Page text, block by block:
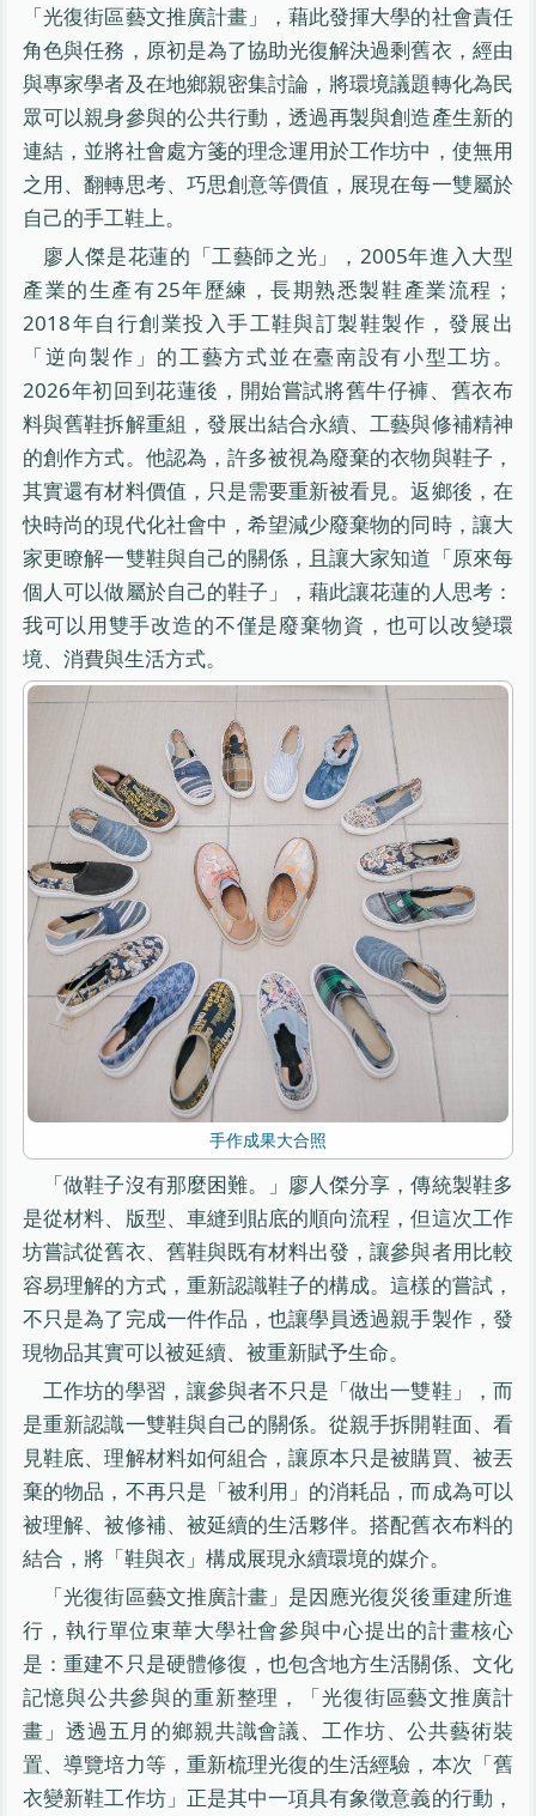
「光復街區藝文推廣計畫」，藉此發揮大學的社會責任
角色與任務，原初是為了協助光復解決過剩舊衣，經由
與專家學者及在地鄉親密集討論，將環境議題轉化為民
眾可以親身參與的公共行動，透過再製與創造產生新的
連結，並將社會處方箋的理念運用於工作坊中，使無用
之用、翻轉思考、巧思創意等價值，展現在每一雙屬於
自己的手工鞋上。
廖人傑是花蓮的「工藝師之光」，2005年進入大型
產業的生產有25年歷練，長期熟悉製鞋產業流程；
2018年自行創業投入手工鞋與訂製鞋製作，發展出
「逆向製作」的工藝方式並在臺南設有小型工坊。
2026年初回到花蓮後，開始嘗試將舊牛仔褲、舊衣布
料與舊鞋拆解重組，發展出結合永續、工藝與修補精神
的創作方式。他認為，許多被視為廢棄的衣物與鞋子，
其實還有材料價值，只是需要重新被看見。返鄉後，在
快時尚的現代化社會中，希望減少廢棄物的同時，讓大
家更瞭解一雙鞋與自己的關係，且讓大家知道「原來每
個人可以做屬於自己的鞋子」，藉此讓花蓮的人思考：
我可以用雙手改造的不僅是廢棄物資，也可以改變環
境、消費與生活方式。
手作成果大合照
「做鞋子沒有那麼困難。」廖人傑分享，傳統製鞋多
是從材料、版型、車縫到貼底的順向流程，但這次工作
坊嘗試從舊衣、舊鞋與既有材料出發，讓參與者用比較
容易理解的方式，重新認識鞋子的構成。這樣的嘗試，
不只是為了完成一件作品，也讓學員透過親手製作，發
現物品其實可以被延續、被重新賦予生命。
工作坊的學習，讓參與者不只是「做出一雙鞋」，而
是重新認識一雙鞋與自己的關係。從親手拆開鞋面、看
見鞋底、理解材料如何組合，讓原本只是被購買、被丟
棄的物品，不再只是「被利用」的消耗品，而成為可以
被理解、被修補、被延續的生活夥伴。搭配舊衣布料的
結合，將「鞋與衣」構成展現永續環境的媒介。
「光復街區藝文推廣計畫」是因應光復災後重建所進
行，執行單位東華大學社會參與中心提出的計畫核心
是：重建不只是硬體修復，也包含地方生活關係、文化
記憶與公共參與的重新整理，「光復街區藝文推廣計
畫」透過五月的鄉親共識會議、工作坊、公共藝術裝
置、導覽培力等，重新梳理光復的生活經驗，本次「舊
衣變新鞋工作坊」正是其中一項具有象徵意義的行動，